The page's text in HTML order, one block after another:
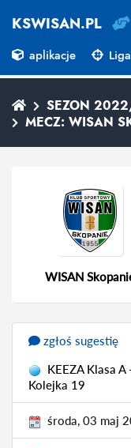
KSWISAN.PL
aplikacje
SEZON
MECZ: WISAN
WISAN
zgłoś sugestię
KEEZA Klasa
Kolejka 19
środa, 03 maj